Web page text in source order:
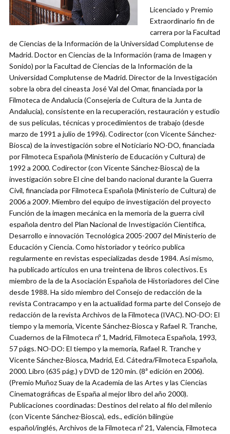
Licenciado y Premio
Extraordinario fin de
carrera por la Facultad
de Ciencias de la Información de la Universidad Complutense de
Madrid. Doctor en Ciencias de la Información (rama de Imagen y
Sonido) por la Facultad de Ciencias de la Información de la
Universidad Complutense de Madrid. Director de la Investigación
sobre la obra del cineasta José Val del Omar, financiada por la
Filmoteca de Andalucía (Consejería de Cultura de la Junta de
Andalucía), consistente en la recuperación, restauración y estudio
de sus películas, técnicas y procedimientos de trabajo (desde
marzo de 1991 a julio de 1996). Codirector (con Vicente Sánchez-
Biosca) de la investigación sobre el Noticiario NO-DO, financiada
por Filmoteca Española (Ministerio de Educación y Cultura) de
1992 a 2000. Codirector (con Vicente Sánchez-Biosca) de la
investigación sobre El cine del bando nacional durante la Guerra
Civil, financiada por Filmoteca Española (Ministerio de Cultura) de
2006 a 2009. Miembro del equipo de investigación del proyecto
Función de la imagen mecánica en la memoria de la guerra civil
española dentro del Plan Nacional de Investigación Científica,
Desarrollo e innovación Tecnológica 2005-2007 del Ministerio de
Educación y Ciencia. Como historiador y teórico publica
regularmente en revistas especializadas desde 1984. Así mismo,
ha publicado artículos en una treintena de libros colectivos. Es
miembro de la de la Asociación Española de Historiadores del Cine
desde 1988. Ha sido miembro del Consejo de redacción de la
revista Contracampo y en la actualidad forma parte del Consejo de
redacción de la revista Archivos de la Filmoteca (IVAC). NO-DO: El
tiempo y la memoria, Vicente Sánchez-Biosca y Rafael R. Tranche,
Cuadernos de la Filmoteca nº 1, Madrid, Filmoteca Española, 1993,
57 págs. NO-DO: El tiempo y la memoria, Rafael R. Tranche y
Vicente Sánchez-Biosca, Madrid, Ed. Cátedra/Filmoteca Española,
2000. Libro (635 pág.) y DVD de 120 min. (8ª edición en 2006).
(Premio Muñoz Suay de la Academia de las Artes y las Ciencias
Cinematográficas de España al mejor libro del año 2000).
Publicaciones coordinadas: Destinos del relato al filo del milenio
(con Vicente Sánchez-Biosca), eds., edición bilingüe
español/inglés, Archivos de la Filmoteca nº 21, Valencia, Filmoteca